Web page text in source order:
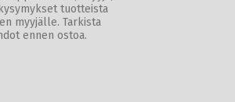
tuotteista
myyjälle. Tarkista
ennen ostoa.